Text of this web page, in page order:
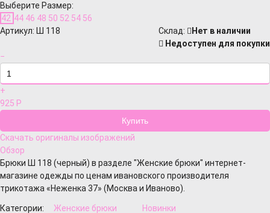
Выберите Размер:
42 44 46 48 50 52 54 56
Артикул: Ш 118 Cклад:
Нет в наличии
Недоступен для покупки
−
+
925 Р
Скачать оригиналы изображений
Обзор
Брюки Ш 118 (черный) в разделе "Женские брюки" интернет-
магазине одежды по ценам ивановского производителя
трикотажа «Неженка 37» (Москва и Иваново).
Категории: Женские брюки
Новинки